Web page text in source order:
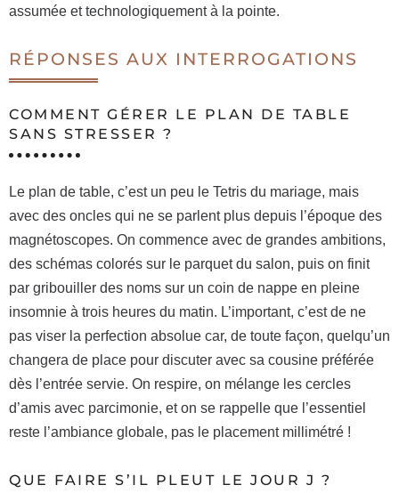
assumée et technologiquement à la pointe.
RÉPONSES AUX INTERROGATIONS
COMMENT GÉRER LE PLAN DE TABLE
SANS STRESSER ?
Le plan de table, c’est un peu le Tetris du mariage, mais
avec des oncles qui ne se parlent plus depuis l’époque des
magnétoscopes. On commence avec de grandes ambitions,
des schémas colorés sur le parquet du salon, puis on finit
par gribouiller des noms sur un coin de nappe en pleine
insomnie à trois heures du matin. L’important, c’est de ne
pas viser la perfection absolue car, de toute façon, quelqu’un
changera de place pour discuter avec sa cousine préférée
dès l’entrée servie. On respire, on mélange les cercles
d’amis avec parcimonie, et on se rappelle que l’essentiel
reste l’ambiance globale, pas le placement millimétré !
QUE FAIRE S’IL PLEUT LE JOUR J ?